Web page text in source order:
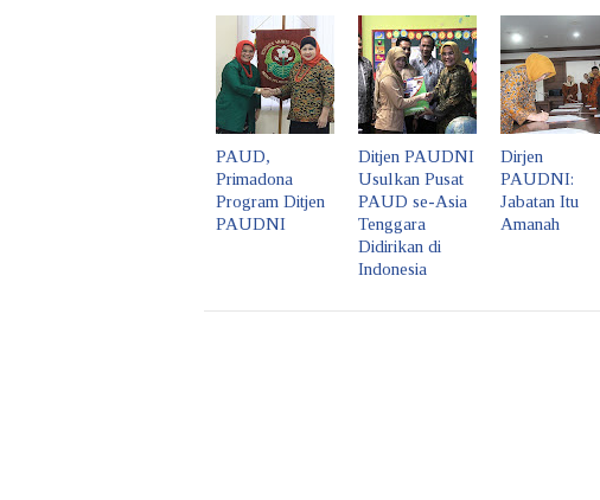
PAUD,
Primadona
Program Ditjen
PAUDNI
Ditjen PAUDNI
Usulkan Pusat
PAUD se-Asia
Tenggara
Didirikan di
Indonesia
Dirjen
PAUDNI:
Jabatan Itu
Amanah